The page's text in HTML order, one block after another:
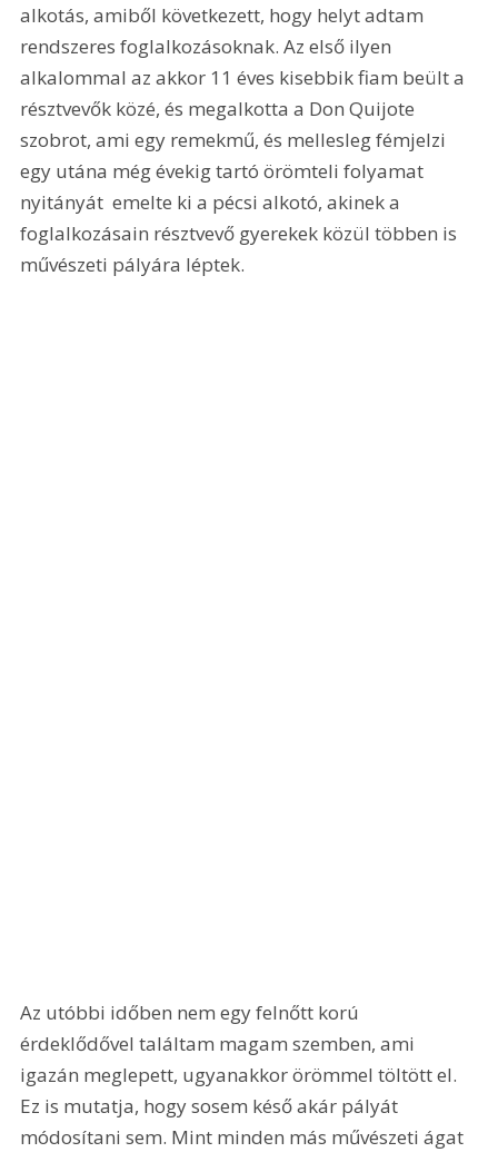
alkotás, amiből következett, hogy helyt adtam
rendszeres foglalkozásoknak. Az első ilyen
alkalommal az akkor 11 éves kisebbik fiam beült a
résztvevők közé, és megalkotta a Don Quijote
szobrot, ami egy remekmű, és mellesleg fémjelzi
egy utána még évekig tartó örömteli folyamat
nyitányát  emelte ki a pécsi alkotó, akinek a
foglalkozásain résztvevő gyerekek közül többen is
művészeti pályára léptek.
Az utóbbi időben nem egy felnőtt korú
érdeklődővel találtam magam szemben, ami
igazán meglepett, ugyanakkor örömmel töltött el.
Ez is mutatja, hogy sosem késő akár pályát
módosítani sem. Mint minden más művészeti ágat